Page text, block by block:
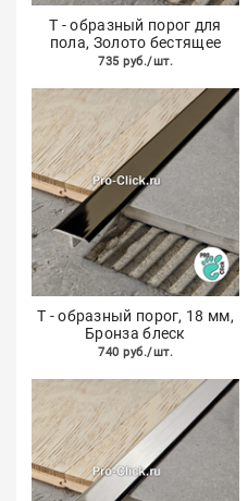
Т - образный порог для
пола, Золото бестящее
735 руб./шт.
Т - образный порог, 18 мм,
Бронза блеск
740 руб./шт.